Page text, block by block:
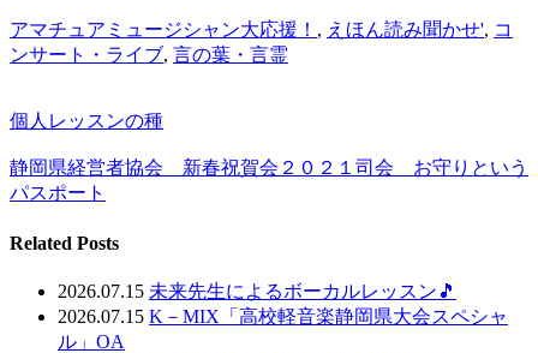
アマチュアミュージシャン大応援！ , えほん読み聞かせ', コ
ンサート・ライブ, 言の葉・言霊
個人レッスンの種
静岡県経営者協会 新春祝賀会２０２１司会 お守りという
パスポート
Related Posts
2026.07.15 未来先生によるボーカルレッスン🎵
2026.07.15 K－MIX「高校軽音楽静岡県大会スペシャ
ル」OA